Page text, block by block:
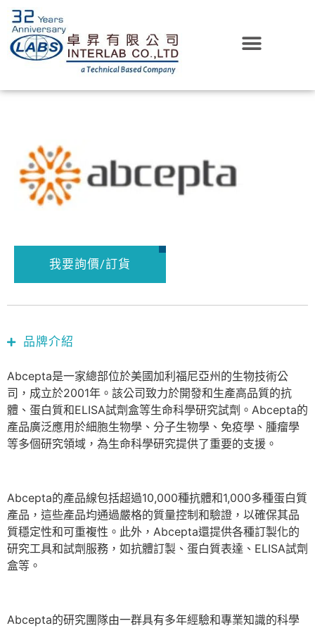
我要詢價/訂貨
品牌介紹
Abcepta是一家總部位於美國加利福尼亞州的生物技術公
司，成立於2001年。該公司致力於開發和生產高品質的抗
體、蛋白質和ELISA試劑盒等生命科學研究試劑。Abcepta的
產品廣泛應用於細胞生物學、分子生物學、免疫學、腫瘤學
等多個研究領域，為生命科學研究提供了重要的支援。
Abcepta的產品線包括超過10,000種抗體和1,000多種蛋白質
產品，這些產品均通過嚴格的質量控制和驗證，以確保其品
質穩定性和可重複性。此外，Abcepta還提供各種訂製化的
研究工具和試劑服務，如抗體訂製、蛋白質表達、ELISA試劑
盒等。
Abcepta的研究團隊由一群具有多年經驗和專業知識的科學